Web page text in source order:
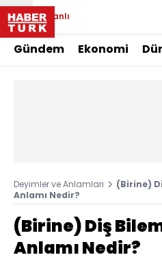
Canlı
Gündem Ekonomi
Deyimler ve Anlamları
(Birine)
Anlamı Nedir?
(Birine) Diş
Anlamı Nedir?